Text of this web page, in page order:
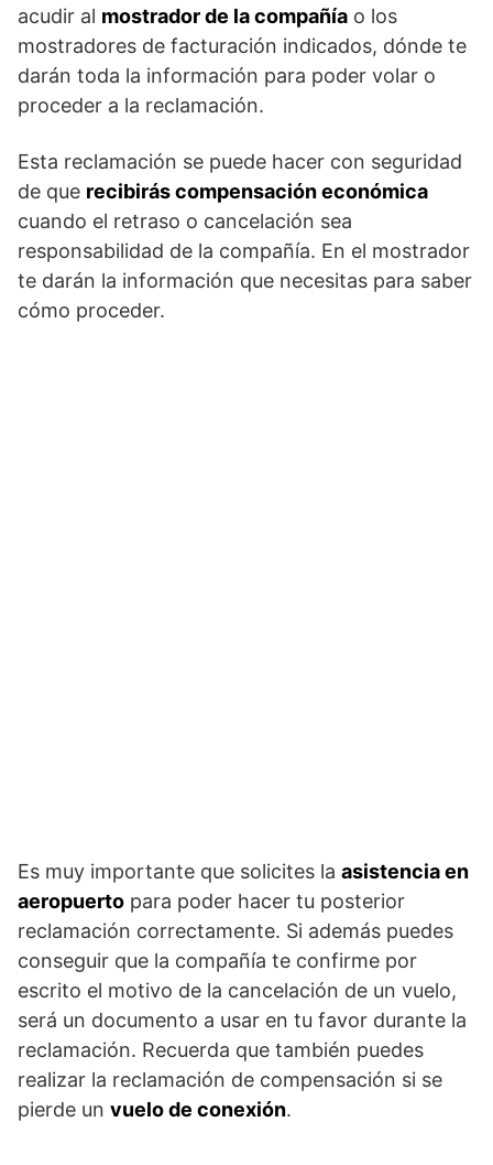
acudir al mostrador de la compañía o los
mostradores de facturación indicados, dónde te
darán toda la información para poder volar o
proceder a la reclamación.
Esta reclamación se puede hacer con seguridad
de que recibirás compensación económica
cuando el retraso o cancelación sea
responsabilidad de la compañía. En el mostrador
te darán la información que necesitas para saber
cómo proceder.
Es muy importante que solicites la asistencia en
aeropuerto para poder hacer tu posterior
reclamación correctamente. Si además puedes
conseguir que la compañía te confirme por
escrito el motivo de la cancelación de un vuelo,
será un documento a usar en tu favor durante la
reclamación. Recuerda que también puedes
realizar la reclamación de compensación si se
pierde un vuelo de conexión.